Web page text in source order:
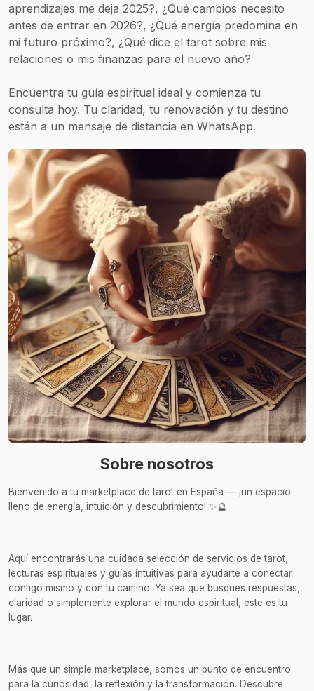
aprendizajes me deja 2025?, ¿Qué cambios necesito
antes de entrar en 2026?, ¿Qué energía predomina en
mi futuro próximo?, ¿Qué dice el tarot sobre mis
relaciones o mis finanzas para el nuevo año?
Encuentra tu guía espiritual ideal y comienza tu
consulta hoy. Tu claridad, tu renovación y tu destino
están a un mensaje de distancia en WhatsApp.
Sobre nosotros
Bienvenido a tu marketplace de tarot en España — ¡un espacio
lleno de energía, intuición y descubrimiento! ✨🔮
Aquí encontrarás una cuidada selección de servicios de tarot,
lecturas espirituales y guías intuitivas para ayudarte a conectar
contigo mismo y con tu camino. Ya sea que busques respuestas,
claridad o simplemente explorar el mundo espiritual, este es tu
lugar.
Más que un simple marketplace, somos un punto de encuentro
para la curiosidad, la reflexión y la transformación. Descubre